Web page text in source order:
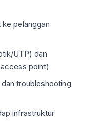
ke pelanggan
UTP) dan
point)
troubleshooting
infrastruktur